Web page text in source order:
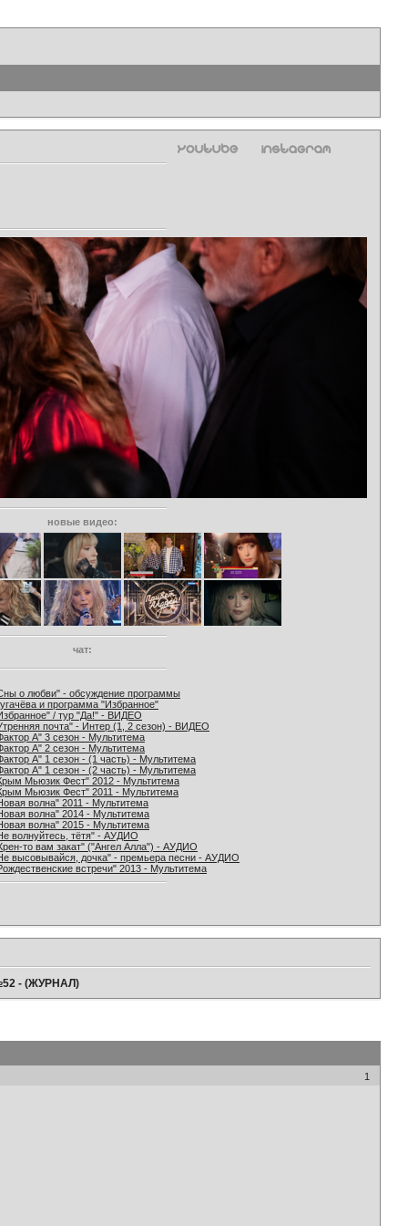
новые видео:
чат:
о любви" - обсуждение программы
и программа "Избранное"
/ тур "Да!" - ВИДЕО
почта" - Интер (1, 2 сезон) - ВИДЕО
А" 3 сезон - Мультитема
А" 2 сезон - Мультитема
А" 1 сезон - (1 часть) - Мультитема
А" 1 сезон - (2 часть) - Мультитема
Мьюзик Фест" 2012 - Мультитема
Мьюзик Фест" 2011 - Мультитема
волна" 2011 - Мультитема
волна" 2014 - Мультитема
волна" 2015 - Мультитема
волнуйтесь, тётя" - АУДИО
то вам закат" ("Ангел Алла") - АУДИО
высовывайся, дочка" - премьера песни - АУДИО
встречи" 2013 - Мультитема
- (ЖУРНАЛ)
1